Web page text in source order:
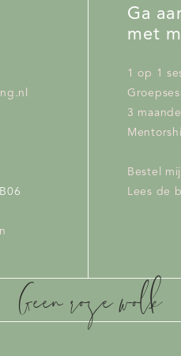
operatie? Kijk dan op
Geen roze wolk
1 op 1
3
Bestel
Lees de
Ga
met